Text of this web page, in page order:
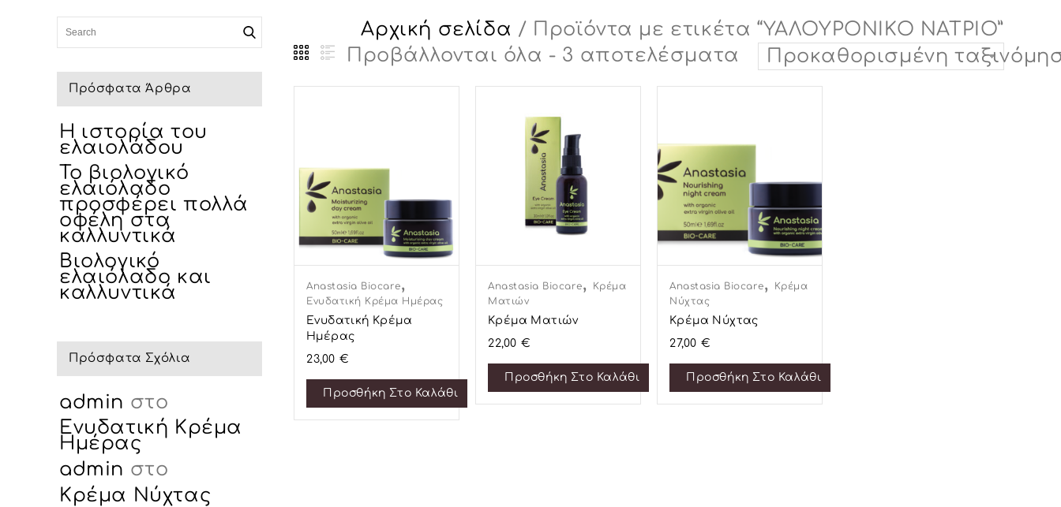
Αρχική σελίδα / Προϊόντα με ετικέτα “ΥΑΛΟΥΡΟΝΙΚΟ ΝΑΤΡΙΟ”
Προβάλλονται όλα - 3 αποτελέσματα
Προκαθορισμένη
Anastasia Biocare,
Ενυδατική Κρέμα Ημέρας
Ενυδατική Κρέμα
Ημέρας
23,00 €
Προσθήκη Στο Καλάθι
Anastasia Biocare,
Κρέμα
Ματιών
Κρέμα Ματιών
22,00 €
Προσθήκη Στο Καλάθι
Anastasia Biocare,
Κρέμα
Νύχτας
Κρέμα Νύχτας
27,00 €
Προσθήκη Στο Καλάθι
Πρόσφατα Άρθρα
Η ιστορία του
ελαιολάδου
Το βιολογικό
ελαιόλαδο
προσφέρει πολλά
οφέλη στα
καλλυντικά
Βιολογικό
ελαιόλαδο και
καλλυντικά
Πρόσφατα Σχόλια
admin στο
Ενυδατική Κρέμα
Ημέρας
admin στο
Κρέμα Νύχτας